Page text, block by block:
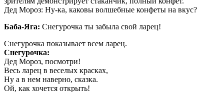
Дед Мороз: Ну-ка, каковы волшебные конфеты на вкус?
Баба-Яга: Снегурочка ты забыла свой ларец!
Снегурочка показывает всем ларец.
Снегурочка:
Дед Мороз, посмотри!
Весь ларец в веселых красках,
Ну а в нем наверно, сказка.
Ой, как хочется открыть!